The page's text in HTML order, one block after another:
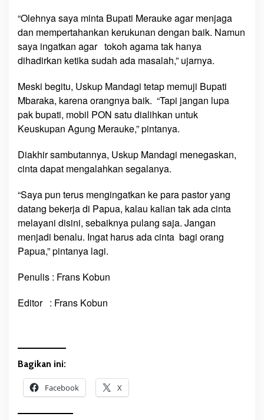
“Olehnya saya minta Bupati Merauke agar menjaga
dan mempertahankan kerukunan dengan baik. Namun
saya ingatkan agar tokoh agama tak hanya
dihadirkan ketika sudah ada masalah,” ujarnya.
Meski begitu, Uskup Mandagi tetap memuji Bupati
Mbaraka, karena orangnya baik. “Tapi jangan lupa
pak bupati, mobil PON satu dialihkan untuk
Keuskupan Agung Merauke,” pintanya.
Diakhir sambutannya, Uskup Mandagi menegaskan,
cinta dapat mengalahkan segalanya.
“Saya pun terus mengingatkan ke para pastor yang
datang bekerja di Papua, kalau kalian tak ada cinta
melayani disini, sebaiknya pulang saja. Jangan
menjadi benalu. Ingat harus ada cinta bagi orang
Papua,” pintanya lagi.
Penulis : Frans Kobun
Editor : Frans Kobun
Bagikan ini:
Facebook X